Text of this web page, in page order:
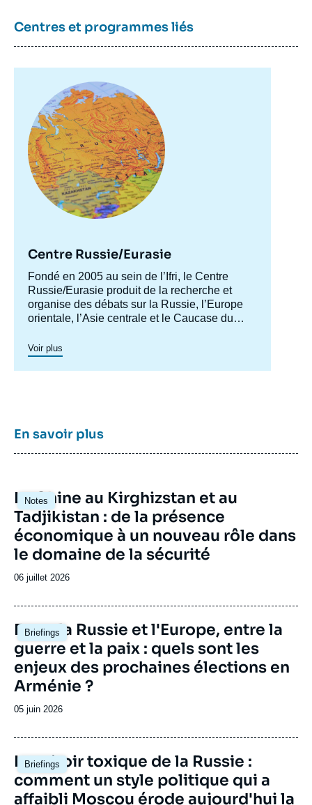
Centres et programmes liés
principale
Centre Russie/Eurasie
Accroche
centre
Fondé en 2005 au sein de l’Ifri, le Centre
Russie/Eurasie produit de la recherche et
organise des débats sur la Russie, l’Europe
orientale, l’Asie centrale et le Caucase du
d'anticiper l'évolution de cette zone
géographique complexe en pleine mutation
pour enrichir le débat public en France et en
Voir plus
En savoir plus
Notes
Image
principale
La Chine au Kirghizstan et au
Tadjikistan : de la présence
économique à un nouveau rôle dans
le domaine de la sécurité
Date
publication
06 juillet 2026
Briefings
Image
principale
Entre la Russie et l'Europe, entre la
guerre et la paix : quels sont les
enjeux des prochaines élections en
Arménie ?
Date
publication
05 juin 2026
Briefings
Image
principale
Le miroir toxique de la Russie :
comment un style politique qui a
affaibli Moscou érode aujourd'hui la